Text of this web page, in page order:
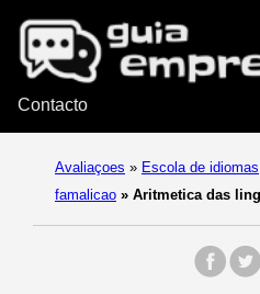
Contacto
Avaliaçoes » Escola de idiomas
famalicao » Aritmetica das